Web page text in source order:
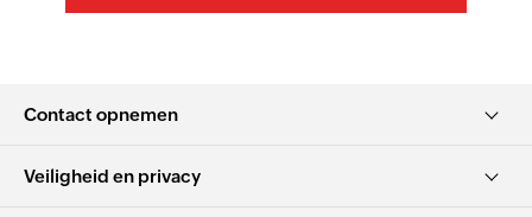
Contact opnemen
Veiligheid en privacy